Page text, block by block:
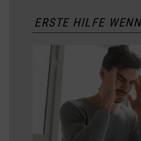
ERSTE HILFE